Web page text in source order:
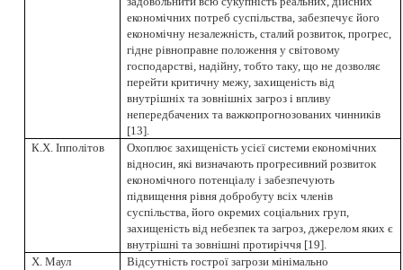
економічних потреб суспільства, забезпечує його
економічну незалежність, сталий розвиток, прогрес,
гідне рівноправне положення у світовому
господарстві, надійну, тобто таку, що не дозволяє
перейти критичну межу, захищеність від
внутрішніх та зовнішніх загроз і впливу
непередбачених та важкопрогнозованих чинників
[13].
К.Х. Іпполітов
Охоплює захищеність усієї системи економічних
відносин, які визначають прогресивний розвиток
економічного потенціалу і забезпечують
підвищення рівня добробуту всіх членів
суспільства, його окремих соціальних груп,
захищеність від небезпек та загроз, джерелом яких є
внутрішні та зовнішні протиріччя [19].
Х. Маул
Відсутність гострої загрози мінімально